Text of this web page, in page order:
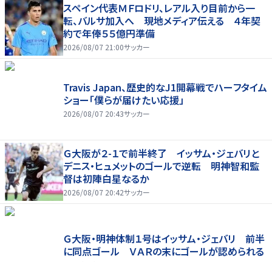
スペイン代表ＭＦロドリ、レアル入り目前から一
転、バルサ加入へ 現地メディア伝える ４年契
約で年俸５５億円準備
2026/08/07 21:00サッカー
Travis Japan、歴史的なJ1開幕戦でハーフタイム
ショー「僕らが届けたい応援」
2026/08/07 20:43サッカー
Ｇ大阪が２-１で前半終了 イッサム・ジェバリと
デニス・ヒュメットのゴールで逆転 明神智和監
督は初陣白星なるか
2026/08/07 20:42サッカー
Ｇ大阪・明神体制１号はイッサム・ジェバリ 前半
に同点ゴール ＶＡＲの末にゴールが認められる